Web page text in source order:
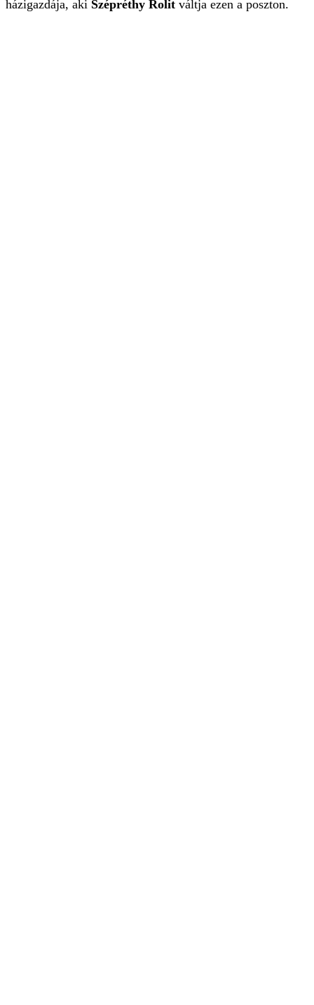
házigazdája, aki Szépréthy Rolit váltja ezen a poszton.